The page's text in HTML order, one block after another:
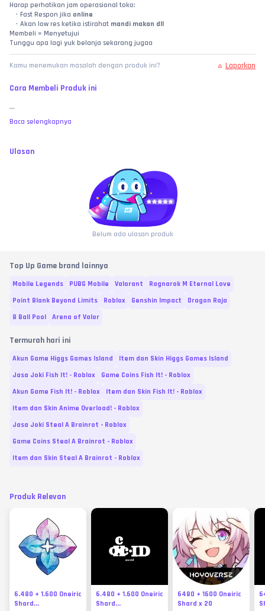
Harap perhatikan jam operasional toko:
Fast Respon jika online
Akan low res ketika istirahat mandi makan dll
Membeli = Menyetujui
Tunggu apa lagi yuk belanja sekarang jugaa
Kamu menemukan masalah dengan produk ini? Laporkan
Cara Membeli Produk ini
...
Baca selengkapnya
Ulasan
Belum ada ulasan produk
Top Up Game brand lainnya
Mobile Legends PUBG Mobile Valorant
Ragnarok M Eternal Love
Point Blank Beyond Limits
Roblox Genshin Impact
Dragon Raja
8 Ball Pool
Arena of Valor
Termurah hari ini
Akun Game Higgs Games Island
Item dan Skin Higgs Games Island
Jasa Joki Fish It! - Roblox
Game Coins Fish It! - Roblox
Akun Game Fish It! - Roblox
Item dan Skin Fish It! - Roblox
Item dan Skin Anime Overload! - Roblox
Jasa Joki Steal A Brainrot - Roblox
Game Coins Steal A Brainrot - Roblox
Item dan Skin Steal A Brainrot - Roblox
Produk Relevan
6.480 + 1.600 Oneiric
Shard...
6.480 + 1.600 Oneiric
Shard...
6480 + 1600 Oneiric
Shard x 20